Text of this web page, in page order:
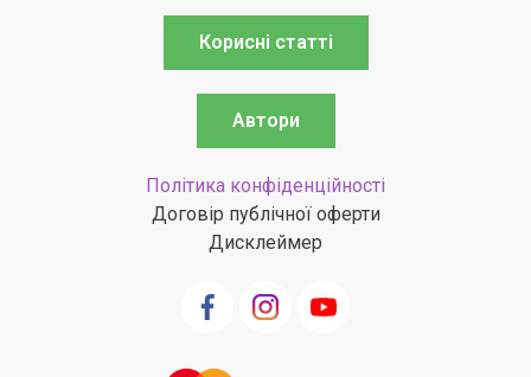
Корисні статті
Автори
Політика конфіденційності
Договір публічної оферти
Дисклеймер